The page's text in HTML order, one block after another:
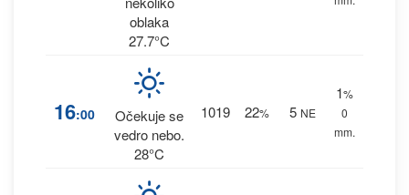
oblaka
27.7°C
16:00
Očekuje se
vedro nebo.
28°C
1019 22% 5 NE
1%
0
mm.